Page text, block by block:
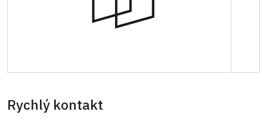
informací včetně nabídky naleznete na níže
Rychlý kontakt